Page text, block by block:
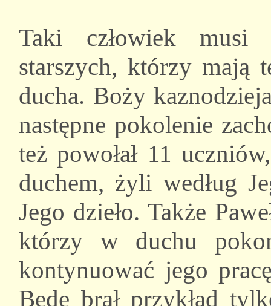
Taki człowiek musi
starszych, którzy mają
ducha. Boży
następne pokolenie
też powołał 11
duchem, żyli według
Jego dzieło. Także
którzy w duchu
kontynuować jego
Będę brał przykład